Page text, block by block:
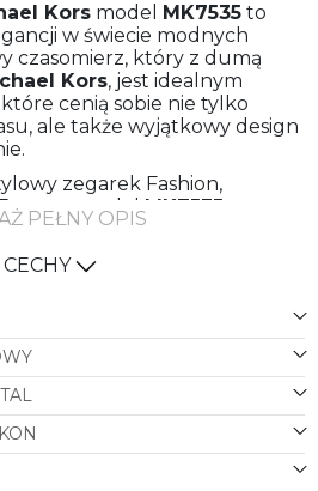
Kors model MK7535 to
w świecie modnych
czasomierz, który z dumą
Kors, jest idealnym
cenią sobie nie tylko
ale także wyjątkowy design
zegarek Fashion,
modelMK7535
urokiem i
Materiał paska wykonany z
zapewnia wygodę noszenia
zegarkowi solidności i
komponuje się z
harmonijną i wyrazistą
który przyciąga
- niezwykle efektowna i
design zegarka.
PEŁNY OPIS
CECHY